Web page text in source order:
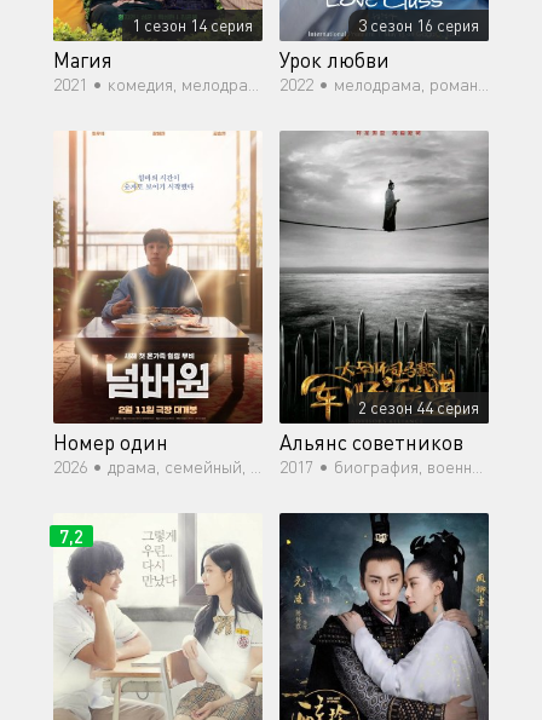
1 сезон 14 серия
Магия
2021 • комедия, мелодрама, романтика, драма
3 сезон 16 серия
Урок любви
2022 • мелодрама, романтика, молодость
Номер один
2026 • драма, семейный, фэнтези, мелодрама
2 сезон 44 серия
Альянс советников
2017 • биография, военный, драма, история, мелодрама, романтика, политика
7,2